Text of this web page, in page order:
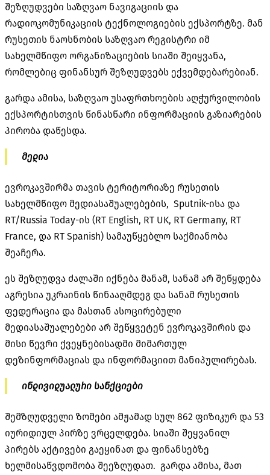
შეზღუდვები საზღვაო ნავიგაციის და
რადიოკომუნიკაციის ტექნოლოგიების ექსპორტზე. მან
რუსეთის ნაოსნობის საზღვაო რეგისტრი იმ
სახელმწიფო ორგანიზაციების სიაში შეიყვანა,
რომლებიც ფინანსურ შეზღუდვებს ექვემდებარებიან.
გარდა ამისა, საზღვაო უსაფრთხოების აღჭურვილობის
ექსპორტისთვის წინასწარი ინფორმაციის გაზიარების
პირობა დაწესდა.
მედია
ევროკავშირმა თავის ტერიტორიაზე რუსეთის
სახელმწიფო მედიასაშუალებების, Sputnik-ისა და
RT/Russia Today-ის (RT English, RT UK, RT Germany, RT
France, და RT Spanish) სამაუწყებლო საქმიანობა
შეაჩერა.
ეს შეზღუდვა ძალაში იქნება მანამ, სანამ არ შეწყდება
აგრესია უკრაინის წინააღმდეგ და სანამ რუსეთის
ფედერაცია და მასთან ასოცირებული
მედიასაშუალებები არ შეწყვეტენ ევროკავშირის და
მისი წევრი ქვეყნებისადმი მიმართულ
დეზინფორმაციას და ინფორმაციით მანიპულირებას.
ინდივიდუალური სანქციები
შემზღუდველი ზომები ამჟამად სულ 862 ფიზიკურ და 53
იურიდიულ პირზე ვრცელდება. სიაში შეყვანილ
პირებს აქტივები გაეყინათ და ფინანსებზე
ხელმისაწვდომობა შეეზღუდათ. გარდა ამისა, მათ